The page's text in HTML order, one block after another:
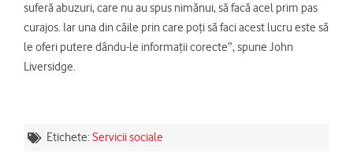
suferă abuzuri, care nu au spus nimănui, să facă acel prim pas
curajos. Iar una din căile prin care poți să faci acest lucru este să
le oferi putere dându-le informații corecte”, spune John
Liversidge.
Etichete:Servicii sociale